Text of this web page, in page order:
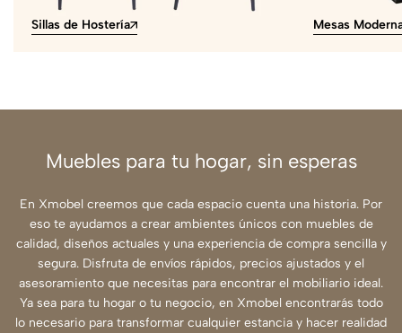
Sillas de Hostería Mesas
Muebles para tu hogar, sin esperas
En Xmobel creemos que cada espacio cuenta una historia. Por
eso te ayudamos a crear ambientes únicos con muebles de
calidad, diseños actuales y una experiencia de compra sencilla y
segura. Disfruta de envíos rápidos, precios ajustados y el
asesoramiento que necesitas para encontrar el mobiliario ideal.
Ya sea para tu hogar o tu negocio, en Xmobel encontrarás todo
lo necesario para transformar cualquier estancia y hacer realidad